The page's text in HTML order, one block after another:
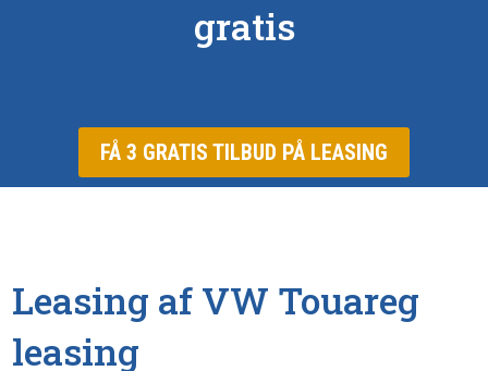
gratis
FÅ 3 GRATIS TILBUD PÅ LEASING
Leasing af VW Touareg
leasing